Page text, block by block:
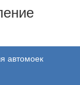
автомоек